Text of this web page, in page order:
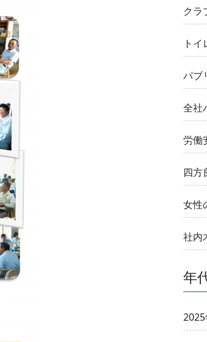
クラ
ト
パブ
全社
労働
四方
女性
社内
年